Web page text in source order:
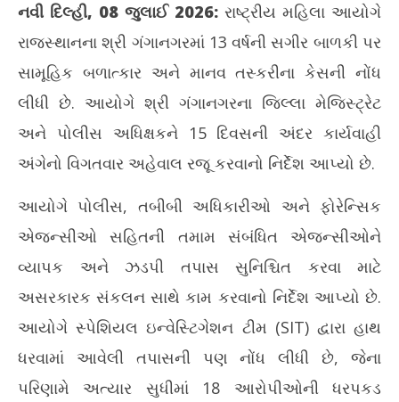
અને માનવ તસ્કરીના કેસની નોંધ લીધી
July
8,
2026
નવી દિલ્હી, 08 જુલાઈ 2026: રાષ્ટ્રીય મહિલા આયોગે
રાજસ્થાનના શ્રી ગંગાનગરમાં 13 વર્ષની સગીર બાળકી પર
સામૂહિક બળાત્કાર અને માનવ તસ્કરીના કેસની નોંધ
લીધી છે. આયોગે શ્રી ગંગાનગરના જિલ્લા મેજિસ્ટ્રેટ
અને પોલીસ અધિક્ષકને 15 દિવસની અંદર કાર્યવાહી
અંગેનો વિગતવાર અહેવાલ રજૂ કરવાનો નિર્દેશ આપ્યો છે.
આયોગે પોલીસ, તબીબી અધિકારીઓ અને ફોરેન્સિક
એજન્સીઓ સહિતની તમામ સંબંધિત એજન્સીઓને
વ્યાપક અને ઝડપી તપાસ સુનિશ્ચિત કરવા માટે
અસરકારક સંકલન સાથે કામ કરવાનો નિર્દેશ આપ્યો છે.
આયોગે સ્પેશિયલ ઇન્વેસ્ટિગેશન ટીમ (SIT) દ્વારા હાથ
ધરવામાં આવેલી તપાસની પણ નોંધ લીધી છે, જેના
પરિણામે અત્યાર સુધીમાં 18 આરોપીઓની ધરપકડ